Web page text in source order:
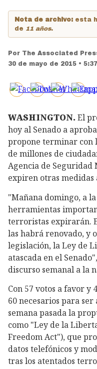
Nota de archivo: esta
de 11 años.
Por The Associated
30 de mayo de 2015 •
WASHINGTON. El
hoy al Senado a
propone terminar con
de millones de
Agencia de Seguridad
expiren otras
"Mañana domingo, a
herramientas
terroristas expirarán.
las habrá renovado, y
legislación, la Ley de
atascada en el
discurso semanal a la
Con 57 votos a favor y
60 necesarios para
semana pasada la
como "Ley de la
Freedom Act"), que
datos telefónicos y
tras los atentados